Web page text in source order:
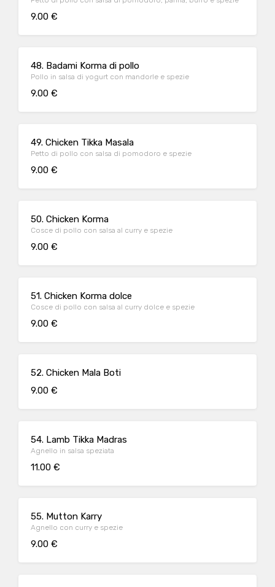
9.00 €
48. Badami Korma di pollo
Pollo in salsa di yogurt con mandorle e spezie
9.00 €
49. Chicken Tikka Masala
Petto di pollo con salsa di pomodoro e spezie
9.00 €
50. Chicken Korma
Cosce di pollo con salsa al curry e spezie
9.00 €
51. Chicken Korma dolce
Cosce di pollo con salsa al curry dolce e spezie
9.00 €
52. Chicken Mala Boti
9.00 €
54. Lamb Tikka Madras
Agnello in salsa speziata
11.00 €
55. Mutton Karry
Agnello con curry e spezie
9.00 €